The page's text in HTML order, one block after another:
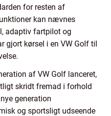
for resten af
kan nævnes
adaptiv fartpilot og
gjort kørsel i en VW Golf til
af VW Golf lanceret,
skridt fremad i forhold
generation
og sportsligt udseende